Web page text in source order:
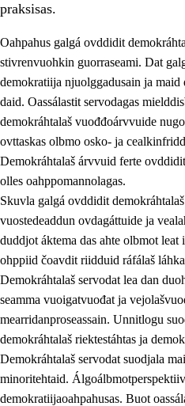
1. Oahpahusa árvovuođđu
1.1 Olmmošárvu
1.2 Identitehta ja kultuvrralaš
1.3 Kritihkalaš jurddašeapmi
1.4 Hutkanillu, beroštupmi
1.5 Luondduákten ja
1.6 Demokratiija ja
praksisas.
Oahpahus galgá ovddidit
stivrenvuohkin guorraseami. Dat
demokratiija njuolggadusain ja maid
daid. Oassálastit servodagas
demokráhtalaš vuođđoárvvuide
ovttaskas olbmo osko- ja
Demokráhtalaš árvvuid ferte
olles oahppomannolagas.
Skuvla galgá ovddidit
vuostedeaddun ovdagáttuide ja
duddjot áktema das ahte olbmot leat
ohppiid čoavdit riidduid ráfálaš
Demokráhtalaš servodat lea dan
seamma vuoigatvuođat ja
mearridanproseassain. Unnitlogu
demokráhtalaš riektestáhtas ja
Demokráhtalaš servodat suodjala
minoritehtaid.
demokratiijaoahpahusas. Buot